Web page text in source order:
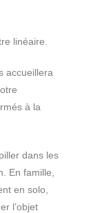
linéaire.
accueillera
à la
dans les
En famille,
en solo,
l’objet